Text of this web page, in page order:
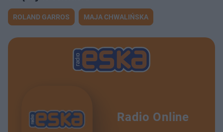
ROLAND GARROS MAJA CHWALIŃSKA
Radio Online